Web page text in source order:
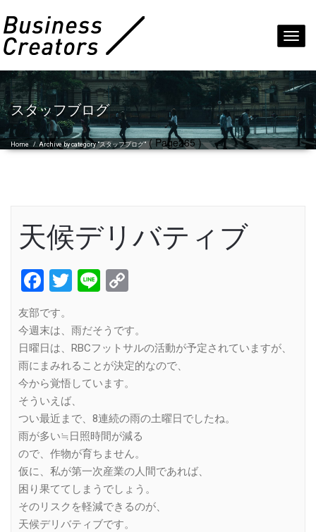
スタッフブログ
Home /Archive by category "スタッフブログ"( Page265 )
天候デリバティブ
Facebook
Twitter
Line
友部です。
今週末は、雨だそうです。
日曜日は、RBCフットサルの活動が予定されていますが、
雨にまみれることが決定的なので、
今から覚悟しています。
そういえば、
つい最近まで、8連続の雨の土曜日でしたね。
雨が多い≒日照時間が減る
ので、作物が育ちません。
仮に、私が第一次産業の人間であれば、
困り果ててしまうでしょう。
そのリスクを軽減できるのが、
天候デリバティブです。